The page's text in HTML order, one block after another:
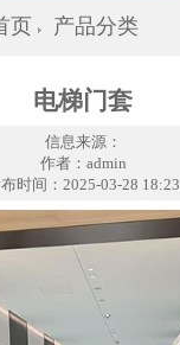
页 产品分类
电梯门套
信息来源：
作者：admin
时间：2025-03-28 18:23